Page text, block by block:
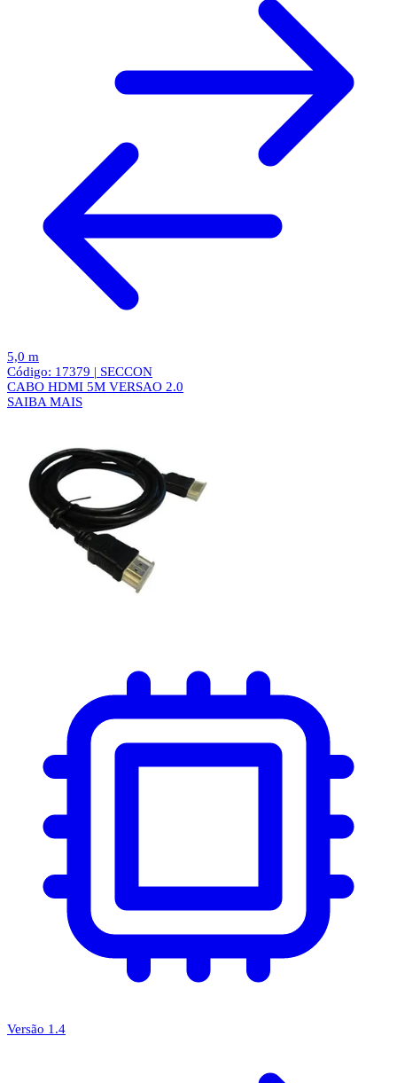
5,0 m
Código: 17379 | SECCON
CABO HDMI 5M VERSAO 2.0
SAIBA MAIS
Versão 1.4